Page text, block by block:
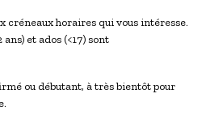
créneaux horaires qui vous intéresse.
et ados (<17) sont
ou débutant, à très bientôt pour